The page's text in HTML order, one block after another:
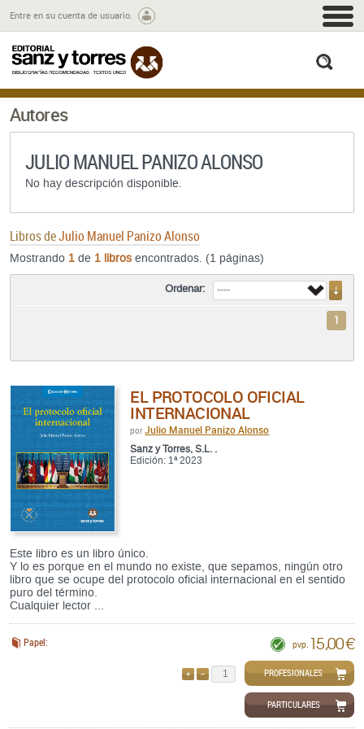
Entre en su cuenta de usuario.
Autores
JULIO MANUEL PANIZO ALONSO
No hay descripción disponible.
Libros deJulio Manuel Panizo Alonso
Mostrando 1 de 1 libros encontrados. (1 páginas)
Ordenar:
1
EL PROTOCOLO OFICIAL
INTERNACIONAL
por Julio Manuel Panizo Alonso
Sanz y Torres, S.L. .
Edición: 1ª 2023
Este libro es un libro único.
Y lo es porque en el mundo no existe, que sepamos, ningún otro
libro que se ocupe del protocolo oficial internacional en el sentido
puro del término.
Cualquier lector ...
Papel: pvp. 15,00 €
QUITARPROFESIONALES
PARTICULARES